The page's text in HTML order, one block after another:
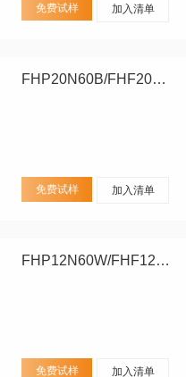
免费试样 加入清单
FHP20N60B/FHF20N60B/FHA20N60B
免费试样 加入清单
FHP12N60W/FHF12N60W
免费试样 加入清单